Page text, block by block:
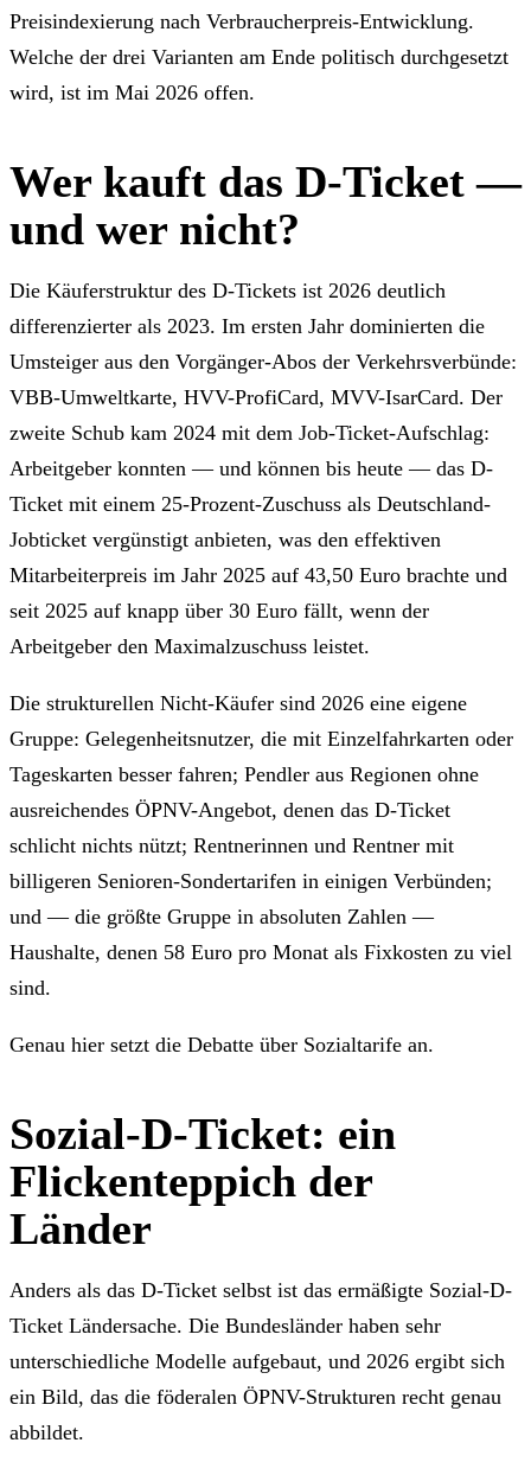
Preisindexierung nach Verbraucherpreis-Entwicklung.
Welche der drei Varianten am Ende politisch durchgesetzt
wird, ist im Mai 2026 offen.
Wer kauft das D-Ticket —
und wer nicht?
Die Käuferstruktur des D-Tickets ist 2026 deutlich
differenzierter als 2023. Im ersten Jahr dominierten die
Umsteiger aus den Vorgänger-Abos der Verkehrsverbünde:
VBB-Umweltkarte, HVV-ProfiCard, MVV-IsarCard. Der
zweite Schub kam 2024 mit dem Job-Ticket-Aufschlag:
Arbeitgeber konnten — und können bis heute — das D-
Ticket mit einem 25-Prozent-Zuschuss als Deutschland-
Jobticket vergünstigt anbieten, was den effektiven
Mitarbeiterpreis im Jahr 2025 auf 43,50 Euro brachte und
seit 2025 auf knapp über 30 Euro fällt, wenn der
Arbeitgeber den Maximalzuschuss leistet.
Die strukturellen Nicht-Käufer sind 2026 eine eigene
Gruppe: Gelegenheitsnutzer, die mit Einzelfahrkarten oder
Tageskarten besser fahren; Pendler aus Regionen ohne
ausreichendes ÖPNV-Angebot, denen das D-Ticket
schlicht nichts nützt; Rentnerinnen und Rentner mit
billigeren Senioren-Sondertarifen in einigen Verbünden;
und — die größte Gruppe in absoluten Zahlen —
Haushalte, denen 58 Euro pro Monat als Fixkosten zu viel
sind.
Genau hier setzt die Debatte über Sozialtarife an.
Sozial-D-Ticket: ein
Flickenteppich der
Länder
Anders als das D-Ticket selbst ist das ermäßigte Sozial-D-
Ticket Ländersache. Die Bundesländer haben sehr
unterschiedliche Modelle aufgebaut, und 2026 ergibt sich
ein Bild, das die föderalen ÖPNV-Strukturen recht genau
abbildet.